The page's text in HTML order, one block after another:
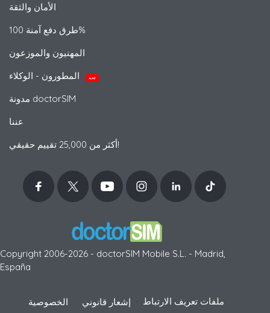
الأمان والثقة
طرق دفع آمنة 100%
المهنيون والموزعون
جديد
مدونة doctorSIM
عننا
أكثر من 25,000 تقييم حقيقي!
Copyright 2006-2026 - doctorSIM Mobile S.L. - Madrid,
España
الخصوصية إشعار قانوني ملفات تعريف الارتباط